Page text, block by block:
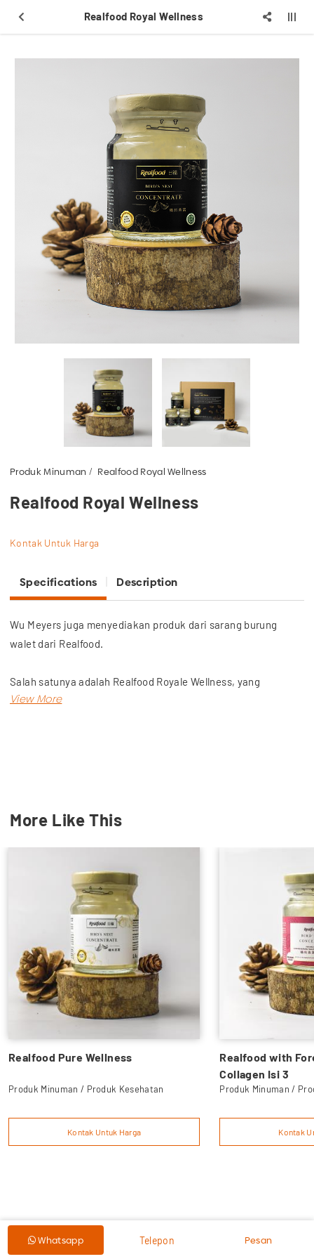
Realfood Royal Wellness
Produk Minuman Realfood Royal Wellness
Realfood Royal Wellness
Kontak Untuk Harga
Specifications Description
Wu Meyers juga menyediakan produk dari sarang burung
walet dari Realfood.
Salah satunya adalah Realfood Royale Wellness, yang
merupakan konsentrat terbuat dari 99% sarang burung walet.
menjaga kecantikan kulit, dan manfaat lainnya.
online tepercaya.
Whatsapp Telepon Pesan
More Like This
Realfood Pure Wellness
Produk Minuman / Produk Kesehatan
Kontak Untuk Harga
Realfood with
Collagen Isi 3
Produk Minuman /
Kontak